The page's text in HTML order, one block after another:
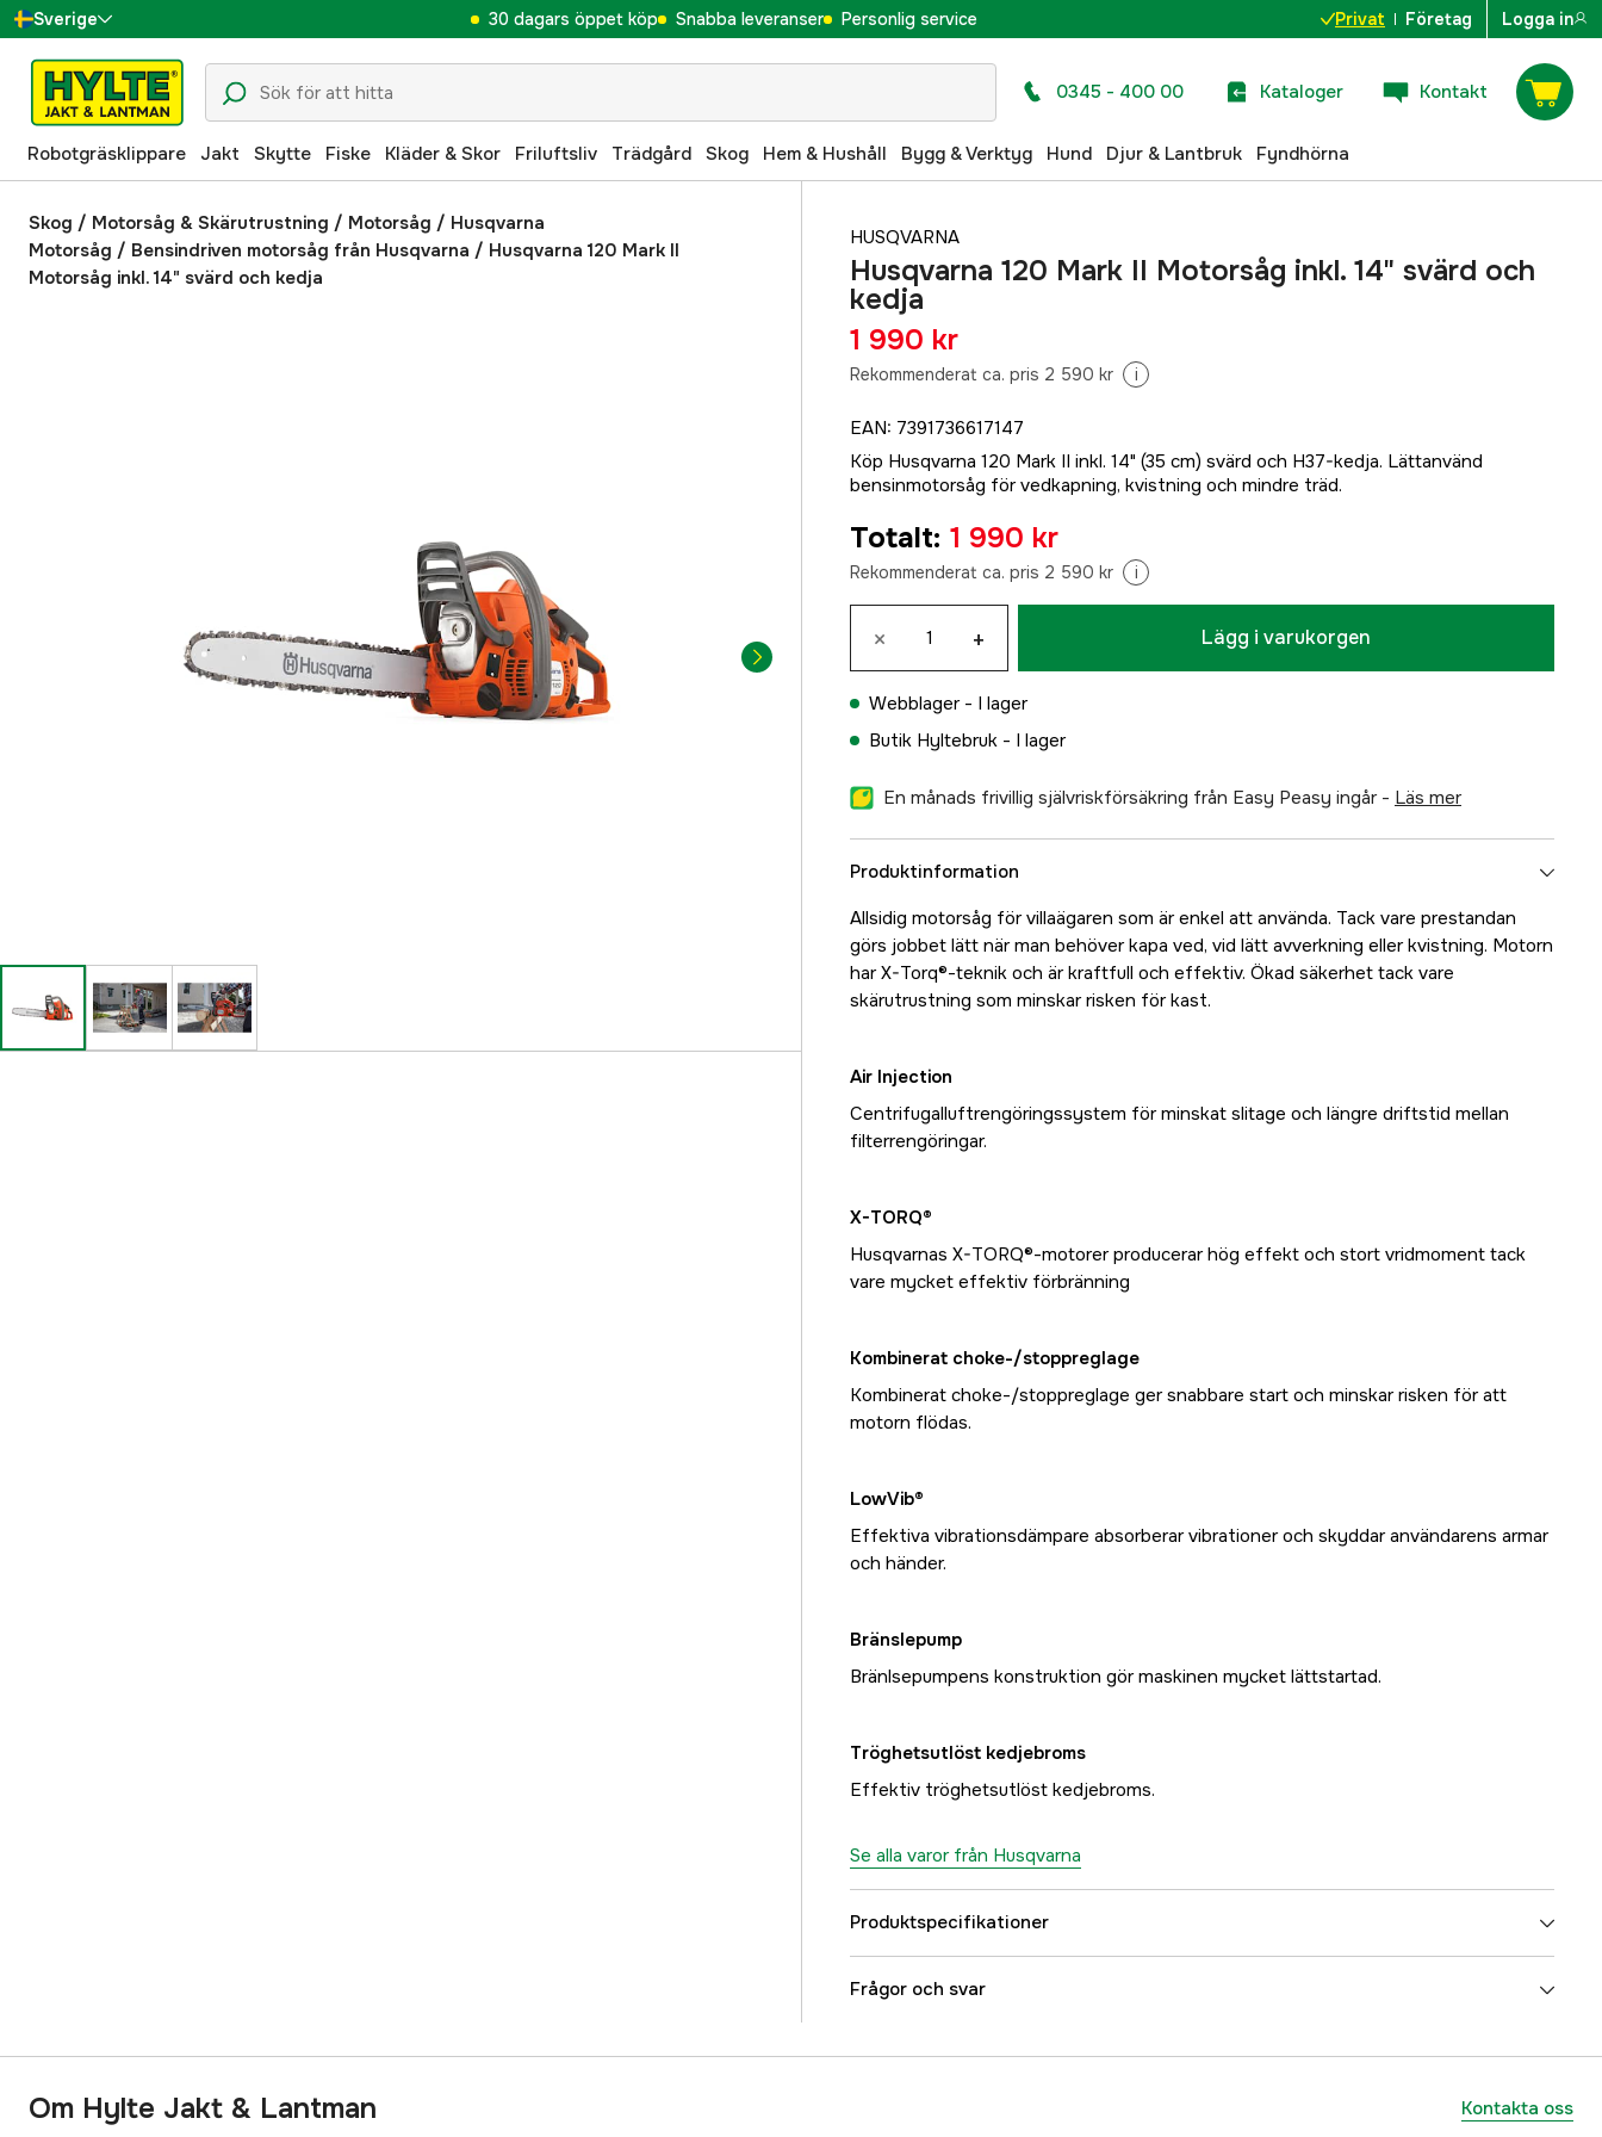
Sverige
Danmark
Suomi
Norge
Deutschland
30 dagars öppet köp Snabba leveranser Personlig service Privat Företag Logga in
0345 - 400 00 Kataloger Kontakt
Robotgräsklippare Jakt Skytte Fiske Kläder & Skor Friluftsliv Trädgård Skog Hem & Hushåll Bygg & Verktyg Hund Djur & Lantbruk Fyndhörna
Skog / Motorsåg & Skärutrustning / Motorsåg / Husqvarna
Motorsåg / Bensindriven motorsåg från Husqvarna / Husqvarna 120 Mark II
Motorsåg inkl. 14" svärd och kedja
HUSQVARNA
Husqvarna 120 Mark II Motorsåg inkl. 14" svärd och
kedja
1 990 kr
Rekommenderat ca. pris 2 590 kr i
EAN: 7391736617147
Köp Husqvarna 120 Mark II inkl. 14" (35 cm) svärd och H37-kedja. Lättanvänd
bensinmotorsåg för vedkapning, kvistning och mindre träd.
Totalt: 1 990 kr
Rekommenderat ca. pris 2 590 kr i
× + Lägg i varukorgen
Webblager - I lager
Butik Hyltebruk - I lager
En månads frivillig självriskförsäkring från Easy Peasy ingår - läs mer
Produktinformation
Allsidig motorsåg för villaägaren som är enkel att använda. Tack vare prestandan
görs jobbet lätt när man behöver kapa ved, vid lätt avverkning eller kvistning. Motorn
har X-Torq®-teknik och är kraftfull och effektiv. Ökad säkerhet tack vare
skärutrustning som minskar risken för kast.
Air Injection
Centrifugalluftrengöringssystem för minskat slitage och längre driftstid mellan
filterrengöringar.
X-TORQ®
Husqvarnas X-TORQ®-motorer producerar hög effekt och stort vridmoment tack
vare mycket effektiv förbränning
Kombinerat choke-/stoppreglage
Kombinerat choke-/stoppreglage ger snabbare start och minskar risken för att
motorn flödas.
LowVib®
Effektiva vibrationsdämpare absorberar vibrationer och skyddar användarens armar
och händer.
Bränslepump
Bränlsepumpens konstruktion gör maskinen mycket lättstartad.
Tröghetsutlöst kedjebroms
Effektiv tröghetsutlöst kedjebroms.
Se alla varor från Husqvarna
Produktspecifikationer
Drivkälla
1,3 mm
Frågor och svar
Om Hylte Jakt & Lantman Kontakta oss